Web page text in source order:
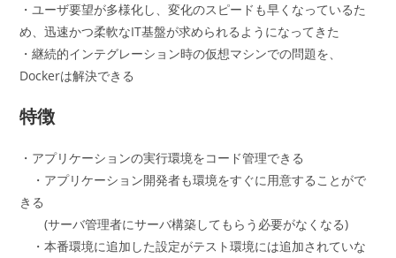
・ユーザ要望が多様化し、変化のスピードも早くなっているた
め、迅速かつ柔軟なIT基盤が求められるようになってきた
・継続的インテグレーション時の仮想マシンでの問題を、
Dockerは解決できる
特徴
・アプリケーションの実行環境をコード管理できる
・アプリケーション開発者も環境をすぐに用意することがで
きる
(サーバ管理者にサーバ構築してもらう必要がなくなる)
・本番環境に追加した設定がテスト環境には追加されていな